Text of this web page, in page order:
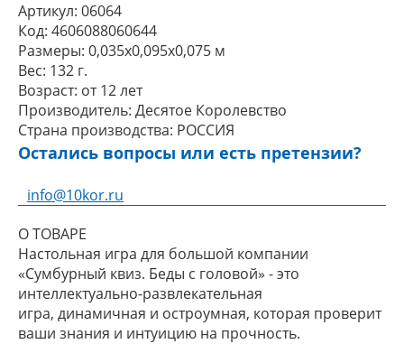
Артикул: 06064
Код: 4606088060644
Размеры: 0,035x0,095x0,075 м
Вес: 132 г.
Возраст: от 12 лет
Производитель: Десятое Королевство
Страна производства: РОССИЯ
Остались вопросы или есть претензии?
info@10kor.ru
О ТОВАРЕ
Настольная игра для большой компании
«Сумбурный квиз. Беды с головой» - это
интеллектуально-развлекательная
игра, динамичная и остроумная, которая проверит
ваши знания и интуицию на прочность.